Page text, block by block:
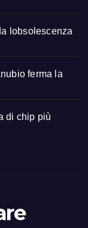
lobsolescenza
ferma la
di chip più